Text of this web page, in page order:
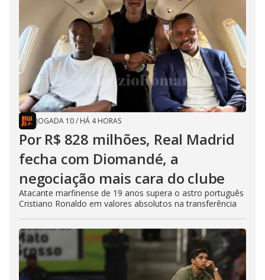
JOGADA 10/ HÁ 4 HORAS
Por R$ 828 milhões, Real Madrid
fecha com Diomandé, a
negociação mais cara do clube
Atacante marfinense de 19 anos supera o astro português
Cristiano Ronaldo em valores absolutos na transferência